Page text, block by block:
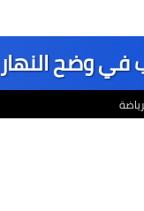
وضح النهار